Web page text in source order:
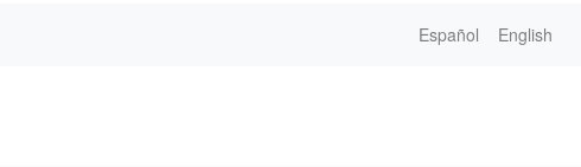
Español English